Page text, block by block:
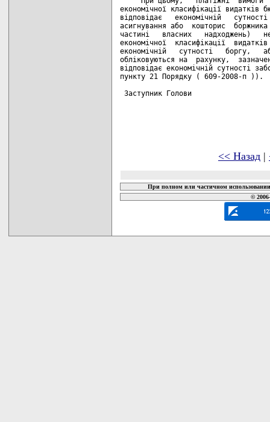
економічної класифікації
відповідає   економічній
асигнування або  кошторис
частині   власних   надходжень)
економічної  класифікації
економічній   сутності   боргу,
обліковуються на  рахунку,
відповідає економічній сутності
пункту 21 Порядку ( 609-2008-п )).
Заступник Голови
<< Назад |
При полном или частичном
©